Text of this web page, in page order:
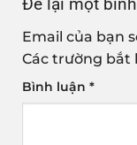
Email của bạn
Các trường bắt
Bình luận *